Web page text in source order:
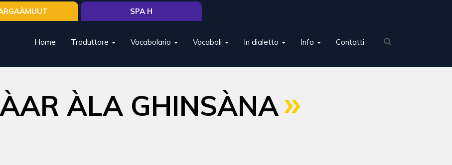
Home Traduttore Vocabolario Vocaboli In dialetto Info Contatti
SPA H
ÀLA GHINSÀNA